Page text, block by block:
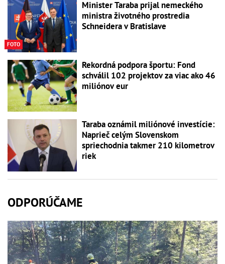
FOTO
Minister Taraba prijal nemeckého
ministra životného prostredia
Schneidera v Bratislave
Rekordná podpora športu: Fond
schválil 102 projektov za viac ako 46
miliónov eur
Taraba oznámil miliónové investície:
Naprieč celým Slovenskom
spriechodnia takmer 210 kilometrov
riek
ODPORÚČAME